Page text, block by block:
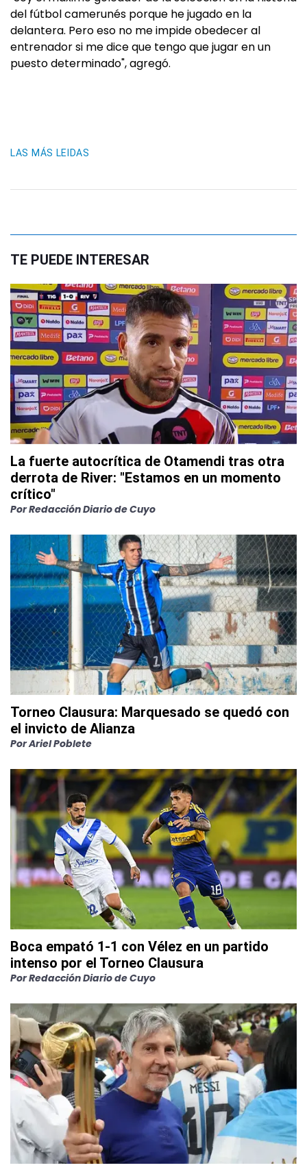
del fútbol camerunés porque he jugado en la
delantera. Pero eso no me impide obedecer al
entrenador si me dice que tengo que jugar en un
puesto determinado", agregó.
LAS MÁS LEIDAS
TE PUEDE INTERESAR
La fuerte autocrítica de Otamendi tras otra
derrota de River: "Estamos en un momento
crítico"
PorRedacción Diario de Cuyo
Torneo Clausura: Marquesado se quedó con
el invicto de Alianza
PorAriel Poblete
Boca empató 1-1 con Vélez en un partido
intenso por el Torneo Clausura
PorRedacción Diario de Cuyo